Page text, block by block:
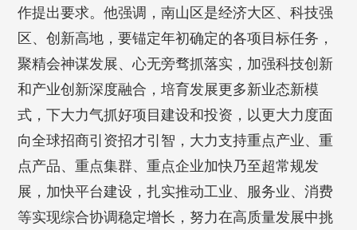
作提出要求。他强调，南山区是经济大区、科技强
区、创新高地，要锚定年初确定的各项目标任务，
聚精会神谋发展、心无旁骛抓落实，加强科技创新
和产业创新深度融合，培育发展更多新业态新模
式，下大力气抓好项目建设和投资，以更大力度面
向全球招商引资招才引智，大力支持重点产业、重
点产品、重点集群、重点企业加快乃至超常规发
展，加快平台建设，扎实推动工业、服务业、消费
等实现综合协调稳定增长，努力在高质量发展中挑